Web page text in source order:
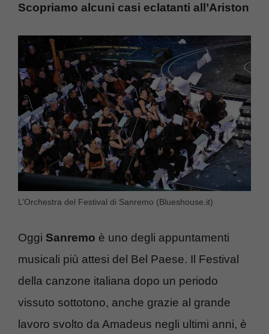
Scopriamo alcuni casi eclatanti all’Ariston
L’Orchestra del Festival di Sanremo (Blueshouse.it)
Oggi Sanremo è uno degli appuntamenti
musicali più attesi del Bel Paese. Il Festival
della canzone italiana dopo un periodo
vissuto sottotono, anche grazie al grande
lavoro svolto da Amadeus negli ultimi anni, è